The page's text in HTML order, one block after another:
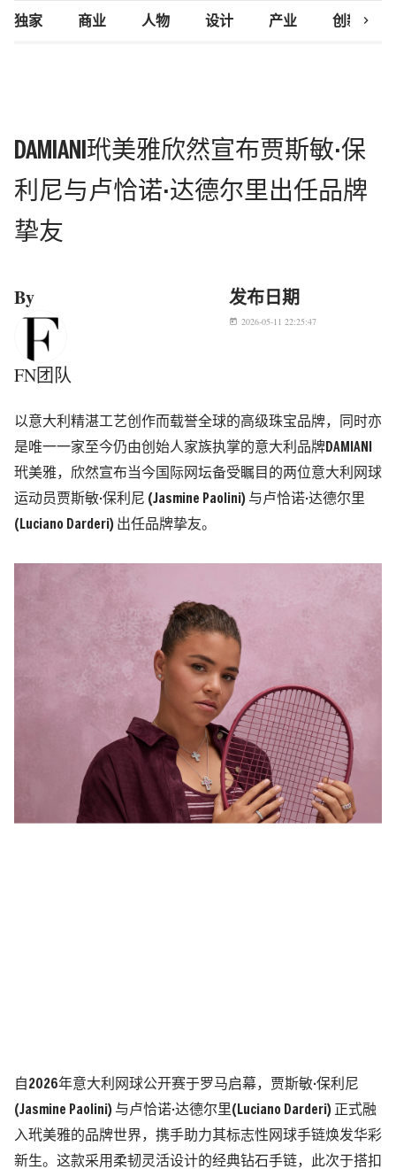
独家 商业 人物 设计 产业 创新研究
chevron_right
DAMIANI玳美雅欣然宣布贾斯敏·保
利尼与卢恰诺·达德尔里出任品牌
挚友
By
FN团队
发布日期
today 2026-05-11 22:25:47
以意大利精湛工艺创作而载誉全球的高级珠宝品牌，同时亦
是唯一一家至今仍由创始人家族执掌的意大利品牌DAMIANI
玳美雅，欣然宣布当今国际网坛备受瞩目的两位意大利网球
运动员贾斯敏·保利尼 (Jasmine Paolini) 与卢恰诺·达德尔里
(Luciano Darderi) 出任品牌挚友。
自2026年意大利网球公开赛于罗马启幕，贾斯敏·保利尼
(Jasmine Paolini) 与卢恰诺·达德尔里(Luciano Darderi) 正式融
入玳美雅的品牌世界，携手助力其标志性网球手链焕发华彩
新生。这款采用柔韧灵活设计的经典钻石手链，此次于搭扣